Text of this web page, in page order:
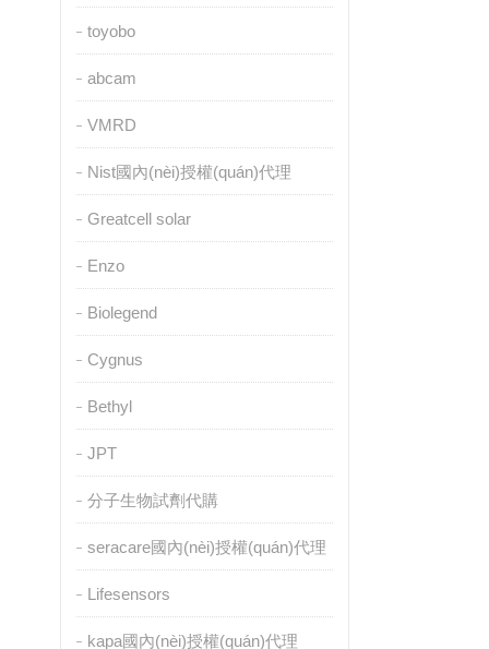
toyobo
abcam
VMRD
Nist國內(nèi)授權(quán)代理
Greatcell solar
Enzo
Biolegend
Cygnus
Bethyl
JPT
分子生物試劑代購
seracare國內(nèi)授權(quán)代理
Lifesensors
kapa國內(nèi)授權(quán)代理